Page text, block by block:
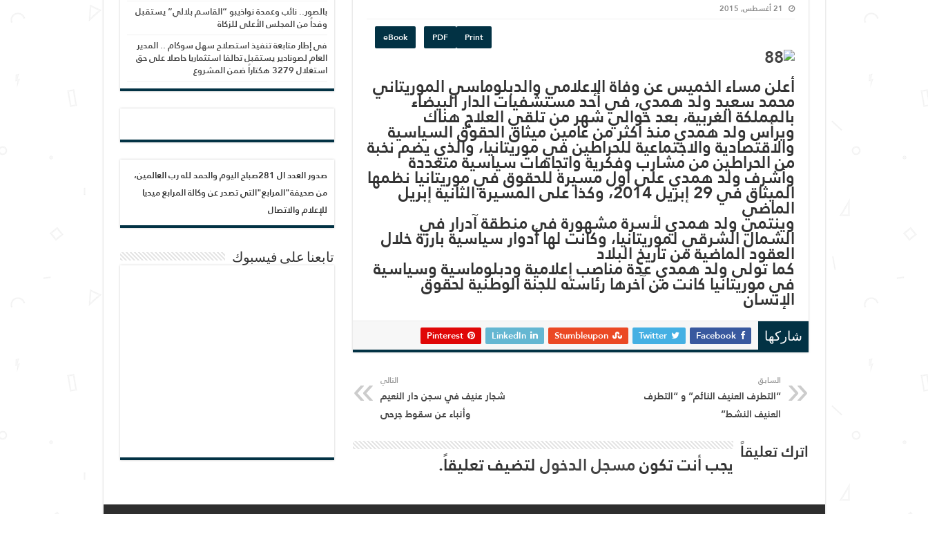
21 أغسطس, 2015
Print
PDF
eBook
أعلن مساء الخميس عن وفاة الإعلامي والدبلوماسي الموريتاني
محمد سعيد ولد همدي، في أحد مستشفيات الدار البيضاء
بالمملكة الغربية، بعد حوالي شهر من تلقي العلاج هناك
ويرأس ولد همدي منذ أكثر من عامين ميثاق الحقوق السياسية
والاقتصادية والاجتماعية للحراطين في موريتانيا، والذي يضم نخبة
من الحراطين من مشارب وفكرية واتجاهات سياسية متعددة
وأشرف ولد همدي على أول مسيرة للحقوق في موريتانيا نظمها
الميثاق في 29 إبريل 2014، وكذا على المسيرة الثانية إبريل الماضي
وينتمي ولد همدي لأسرة مشهورة في منطقة آدرار في
الشمال الشرقي لموريتانيا، وكانت لها أدوار سياسية بارزة خلال
العقود الماضية من تاريخ البلاد
كما تولى ولد همدي عدة مناصب إعلامية ودبلوماسية وسياسية
في موريتانيا كانت من آخرها رئاسته للجنة الوطنية لحقوق
الإنسان
شاركها Facebook
Twitter
Stumbleupon
LinkedIn
Pinterest
السابق
“التطرف العنيف النائم” و “التطرف
العنيف النشط”
التالي
شجار عنيف في سجن دار النعيم
وأنباء عن سقوط جرحى
اترك تعليقاً يجب أنت تكونمسجل الدخوللتضيف تعليقاً.
بالصور.. نائب وعمدة نواذيبو “القاسم بلالي” يستقبل
وفداً من المجلس الأعلى للزكاة
في إطار متابعة تنفيذ استصلاح سهل سوكام .. المدير
العام لصونادير يستقبل تحالفا استثماريا حاصلا على حق
استغلال 3279 هكتاراً ضمن المشروع
صدور العدد ال 281صباح اليوم والحمد لله رب العالمين،
من صحيفة"المرابع"التي تصدر عن وكالة المرابع ميديا
للإعلام والاتصال
تابعنا على فيسبوك